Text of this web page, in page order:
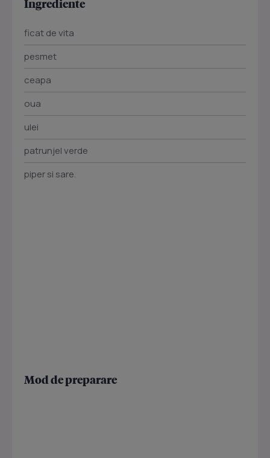
Ingrediente
ficat de vita
pesmet
ceapa
oua
ulei
patrunjel verde
piper si sare.
Mod de preparare